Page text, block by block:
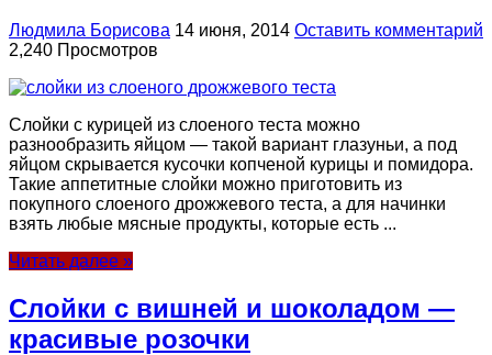
Людмила Борисова 14 июня, 2014 Оставить комментарий
2,240 Просмотров
Слойки с курицей из слоеного теста можно
разнообразить яйцом — такой вариант глазуньи, а под
яйцом скрывается кусочки копченой курицы и помидора.
Такие аппетитные слойки можно приготовить из
покупного слоеного дрожжевого теста, а для начинки
взять любые мясные продукты, которые есть ...
Читать далее »
Слойки с вишней и шоколадом —
красивые розочки